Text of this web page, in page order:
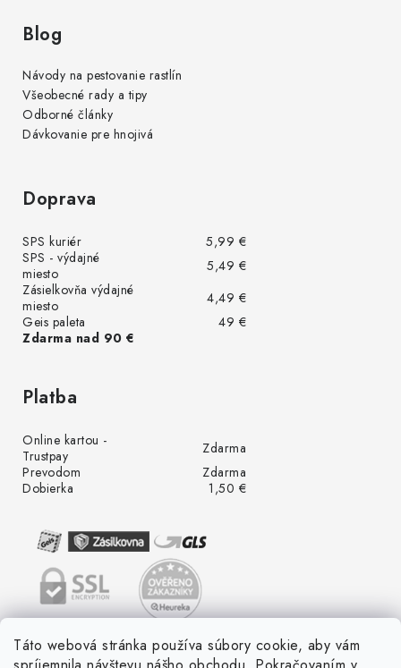
Táto webová stránka používa súbory cookie, aby vám
Blog
Návody na pestovanie rastlín
Všeobecné rady a tipy
Odborné články
Dávkovanie pre hnojivá
Doprava
SPS kuriér
5,99 €
SPS - výdajné
miesto
5,49 €
Zásielkovňa výdajné
miesto
4,49 €
Geis paleta
49 €
Zdarma nad 90 €
Platba
Online kartou -
Trustpay
Zdarma
Prevodom
Zdarma
Dobierka
1,50 €